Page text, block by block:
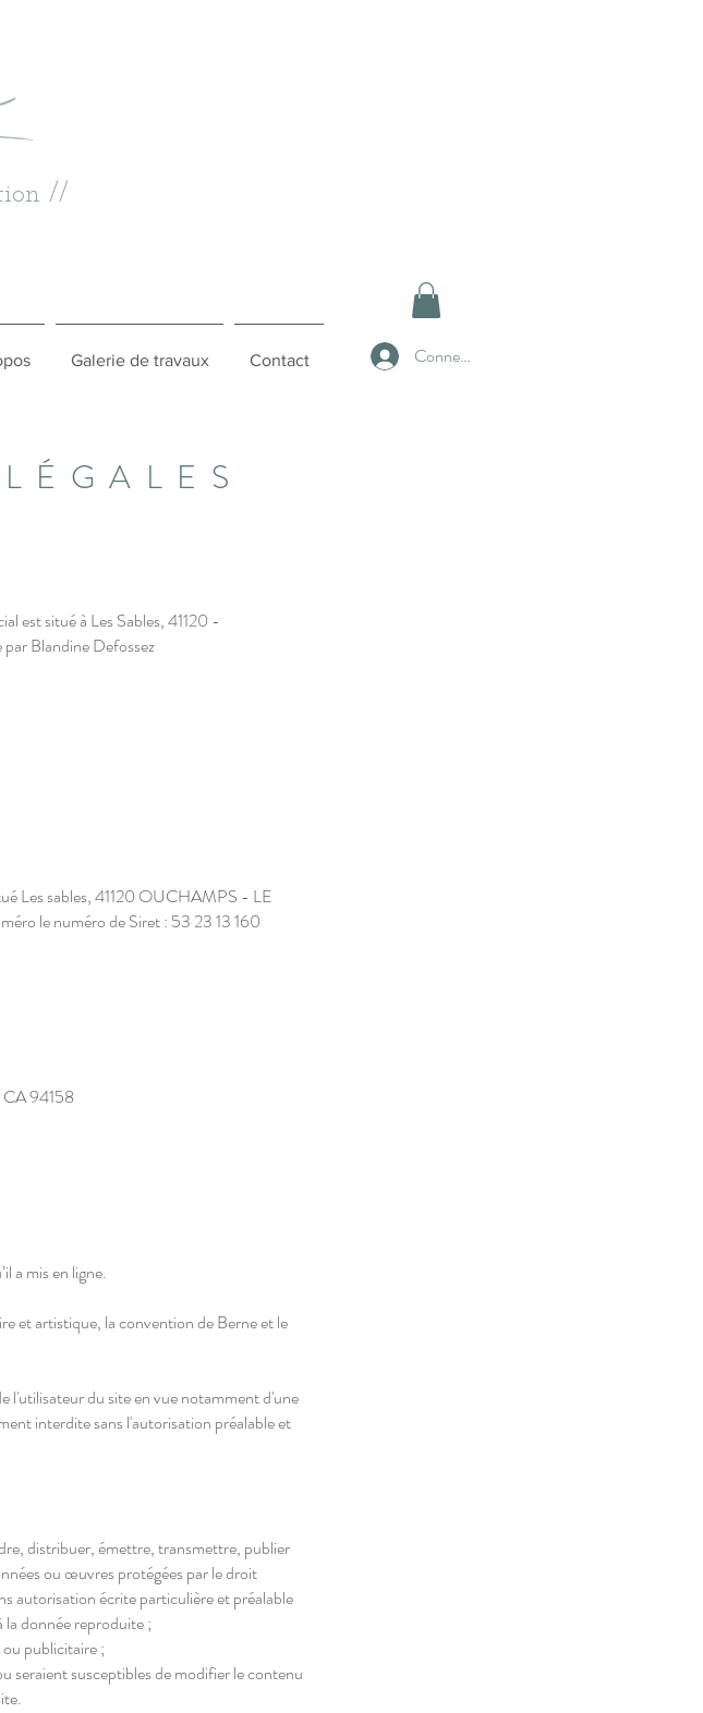
//
Galerie de travaux Contact Connexion
est situé à Les Sables, 41120 -
Blandine Defossez
Les sables, 41120 OUCHAMPS - LE
le numéro de Siret : 53 23 13 160
94158
a mis en ligne.
et artistique, la convention de Berne et le
l'utilisateur du site en vue notamment d'une
interdite sans l'autorisation préalable et
distribuer, émettre, transmettre, publier
ou œuvres protégées par le droit
autorisation écrite particulière et préalable
donnée reproduite ;
publicitaire ;
seraient susceptibles de modifier le contenu